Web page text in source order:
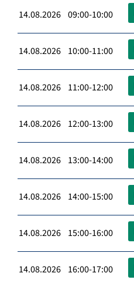
14.08.2026 09:00-10:00
14.08.2026 10:00-11:00
14.08.2026 11:00-12:00
14.08.2026 12:00-13:00
14.08.2026 13:00-14:00
14.08.2026 14:00-15:00
14.08.2026 15:00-16:00
14.08.2026 16:00-17:00